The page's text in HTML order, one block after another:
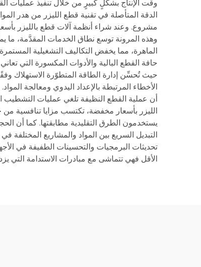
وقت الإنتاج بشكلٍ كبيرٍ من خلال تنفيذ عمليات
مشروع. وعند شراء أنظمة آلات قطع بالليزر
وهذه المرونة توسع نطاق الخدمات المقدَّمة، ما
الماهرة، مما يخفض التكاليف التشغيلية
حافة القطع البالية والأدوات المكسورة التي
حيث تُحسِّن إدارة الطاقة المتطوّرة الاستهلاك
الأخطاء المرتبطة بالإعداد اليدوي ومعالجة
الليزر بأسعار مخفضة، تكتسب مزايا تنافسية من
يستخدمون الطرق التقليدية مطابقتها. كما أن
التبديل السريع بين المواد والمشاريع المختلفة
تحديثات البرمجيات والتحسينات الطفيفة في
الأقل فهي تتماشى مع مبادرات الاستدامة التي